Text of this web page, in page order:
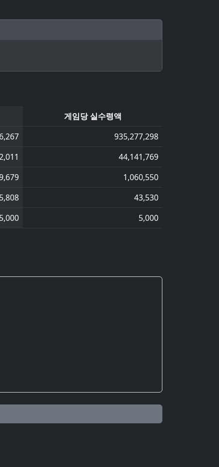
게임당 실수령액
935,277,298
44,141,769
1,060,550
43,530
5,000 5,000